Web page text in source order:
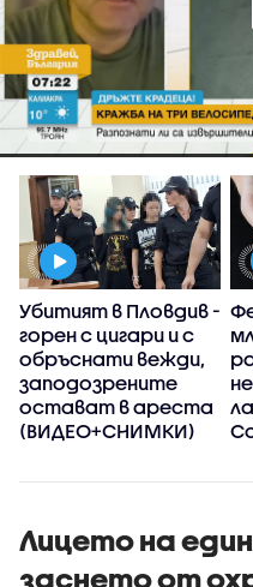
Убитият в Пловдив -
горен с цигари и с
обръснати вежди,
заподозрените
остават в ареста
(ВИДЕО+СНИМКИ)
Лицето на
заснето от